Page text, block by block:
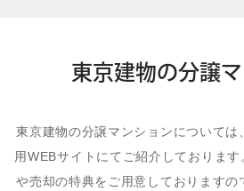
東京建物の分譲
東京建物の分譲マンションについては
用WEBサイトにてご紹介しておりま
や売却の特典をご用意しておりますの